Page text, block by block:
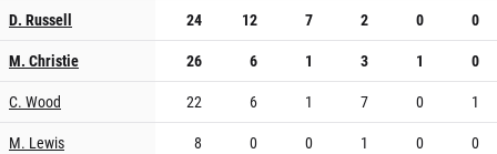
D. Russell
24 12 7 2 0
0
M. Christie
26 6 1 3 1
0
C. Wood
22 6 1 7 0
1
M. Lewis
8 0 0 1 0
0